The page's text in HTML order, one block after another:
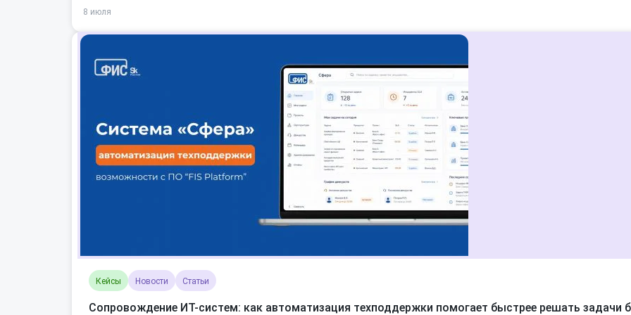
8 июля
Кейсы Новости Статьи
Сопровождение ИТ-систем: как автоматизация техподдержки помогает быстрее решать задачи